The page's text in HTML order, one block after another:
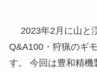
2023年2月に山と
Q&A100・狩猟のギ
す。 今回は豊和精機